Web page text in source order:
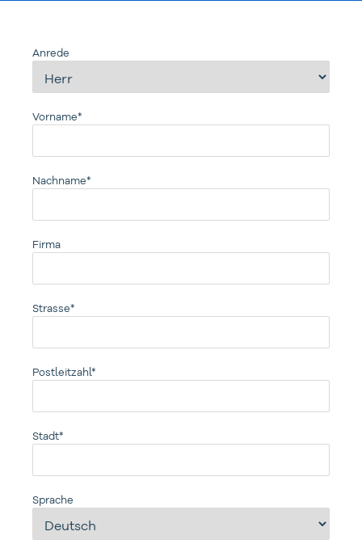
Anrede
Vorname*
Nachname*
Firma
Strasse*
Postleitzahl*
Stadt*
Sprache